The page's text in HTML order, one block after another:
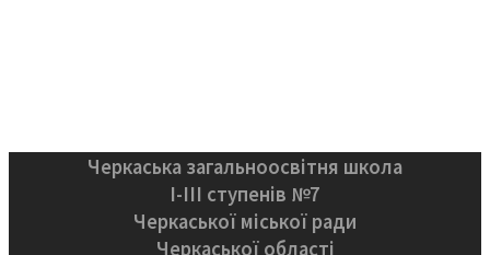
Черкаська загальноосвітня школа
І-ІІІ ступенів №7
Черкаської міської ради
Черкаської області